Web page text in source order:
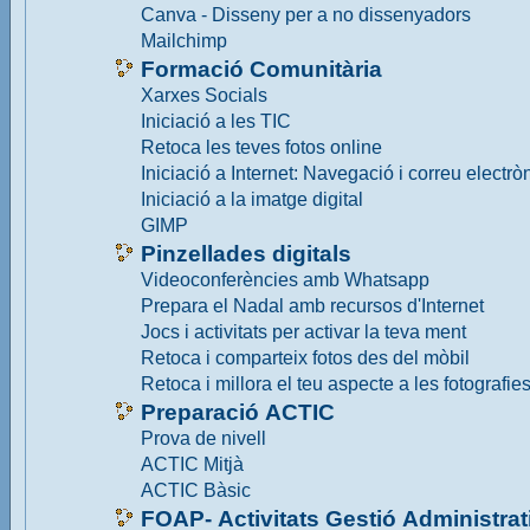
Canva - Disseny per a no dissenyadors
Mailchimp
Formació Comunitària
Xarxes Socials
Iniciació a les TIC
Retoca les teves fotos online
Iniciació a Internet: Navegació i correu
Iniciació a la imatge digital
GIMP
Pinzellades digitals
Videoconferències amb Whatsapp
Prepara el Nadal amb recursos d'Internet
Jocs i activitats per activar la teva ment
Retoca i comparteix fotos des del mòbil
Retoca i millora el teu aspecte a les fotografies
Preparació ACTIC
Prova de nivell
ACTIC Mitjà
ACTIC Bàsic
FOAP- Activitats Gestió